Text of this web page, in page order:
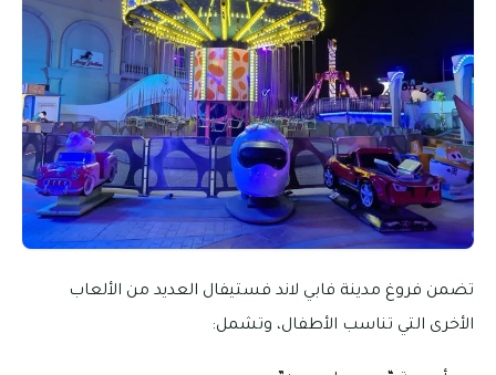
تضمن فروغ مدينة فابي لاند فستيفال العديد من الألعاب
الأخرى التي تناسب الأطفال، وتشمل: